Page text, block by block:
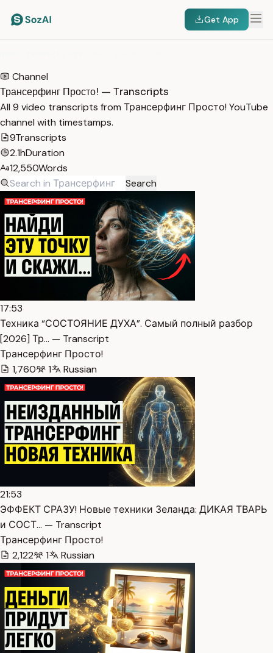
Get App
Channel
Трансерфинг Просто! — Transcripts
All 9 video transcripts from Трансерфинг Просто! YouTube
channel with timestamps.
9Transcripts
2.1hDuration
12,550Words
Search
17:53
Техника “СОСТОЯНИЕ ДУХА”. Самый полный разбор
[2026] Тр… — Transcript
Трансерфинг Просто!
1,760
1 Russian
21:53
ЭФФЕКТ СРАЗУ! Новые техники Зеланда: ДИКАЯ ТВАРЬ
и СОСТ… — Transcript
Трансерфинг Просто!
2,122
1 Russian